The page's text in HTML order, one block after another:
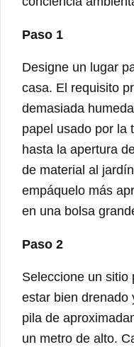
Paso 1
Designe un lugar
casa. El requisito
demasiada
papel usado por la
hasta la apertura
de material al
empáquelo más
en una bolsa
Paso 2
Seleccione un sitio
estar bien drenado
pila de
un metro de alto.